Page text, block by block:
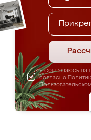
Я соглашаюсь на
согласно